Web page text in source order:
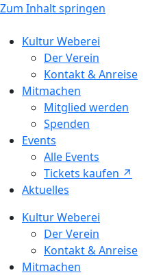
Zum Inhalt springen
Kultur Weberei
Der Verein
Kontakt & Anreise
Mitmachen
Mitglied werden
Spenden
Events
Alle Events
Tickets kaufen ↗ㅤ
Aktuelles
Kultur Weberei
Der Verein
Kontakt & Anreise
Mitmachen